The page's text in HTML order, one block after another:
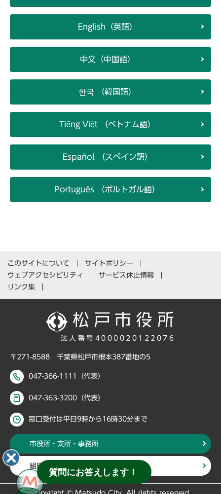
English（英語）
中文（中国語）
한국 （韓国語）
Tiếng Việt （ベトナム語）
Español （スペイン語）
Português （ポルトガル語）
このサイトについて
サイトポリシー
ウェブアクセシビリティ
サービス休止情報
リンク集
法人番号4000020122076
〒271-8588 千葉県松戸市根本387番地の5
047-366-1111（代表）
047-363-3200（代表）
窓口受付は平日9時から16時30分まで
市役所・支所・事務所
組織・部署から探す
質問にお答えします！